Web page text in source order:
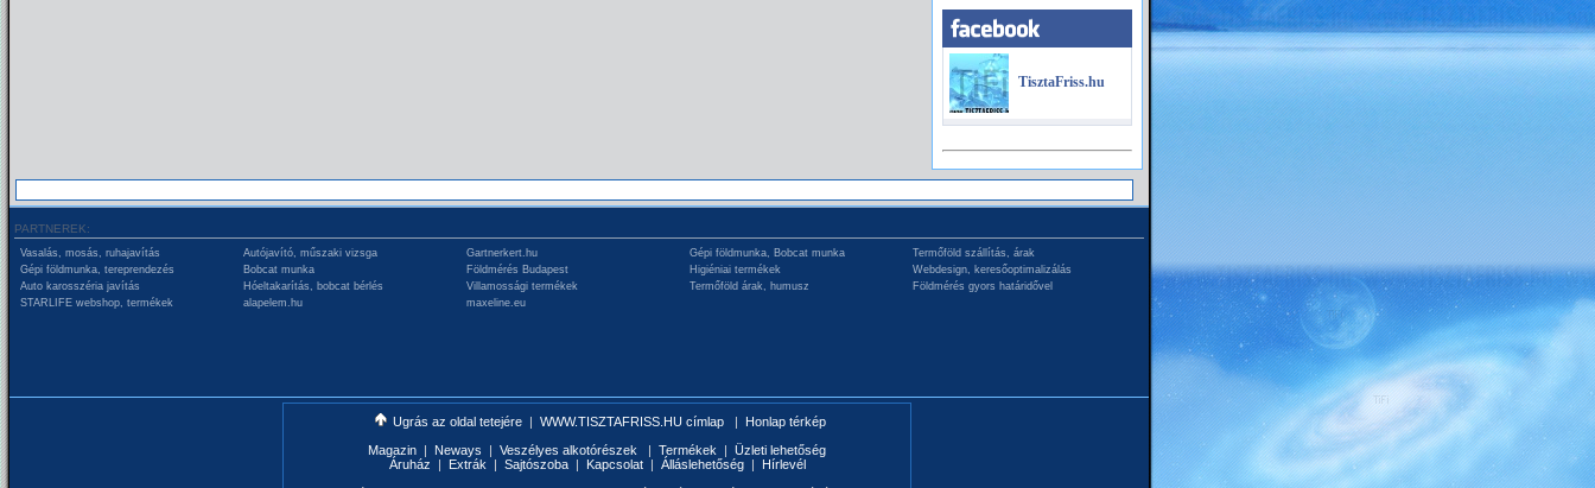
TisztaFriss.hu
PARTNEREK:
Vasalás, mosás, ruhajavítás Autójavító, műszaki vizsga Gartnerkert.hu Gépi földmunka, Bobcat munka
Termőföld szállítás, árak
Gépi földmunka, tereprendezés
Bobcat munka Földmérés Budapest Higiéniai termékek
Webdesign, keresőoptimalizálás
Auto karosszéria javítás
Hóeltakarítás, bobcat bérlés Villamossági termékek Termőföld árak, humusz
Földmérés gyors határidővel
STARLIFE webshop, termékek
alapelem.hu maxeline.eu
Ugrás az oldal tetejére | WWW.TISZTAFRISS.HU címlap |
Honlap térkép
Magazin | Neways | Veszélyes alkotórészek | Termékek | Üzleti lehetőség
Áruház
| Extrák | Sajtószoba | Kapcsolat | Álláslehetőség |
Hírlevél